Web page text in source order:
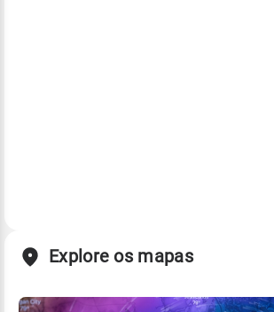
Explore os mapas